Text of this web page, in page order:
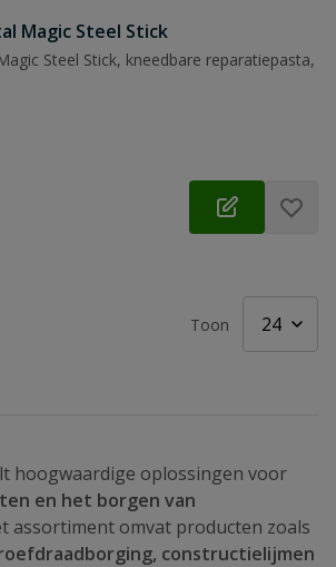
Magic Steel Stick
Steel Stick, kneedbare reparatiepasta,
Toon
hoogwaardige oplossingen voor
en het borgen van
assortiment omvat producten zoals
constructielijmen